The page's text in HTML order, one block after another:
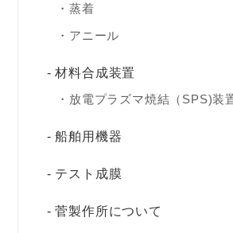
蒸着
アニール
材料合成装置
放電プラズマ焼結（SPS)装
船舶用機器
テスト成膜
菅製作所について